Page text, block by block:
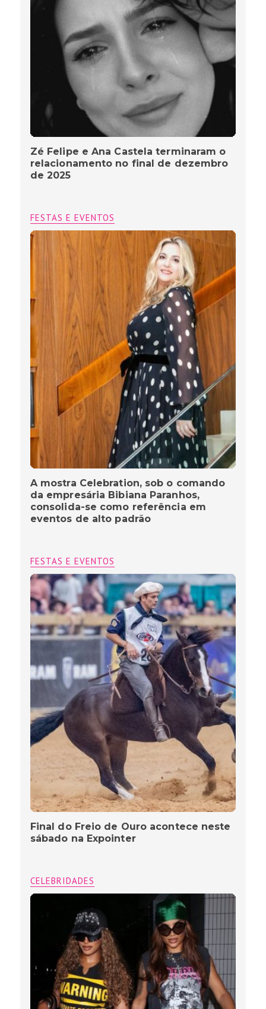
Zé Felipe e Ana Castela terminaram o
relacionamento no final de dezembro
de 2025
FESTAS E EVENTOS
A mostra Celebration, sob o comando
da empresária Bibiana Paranhos,
consolida-se como referência em
eventos de alto padrão
FESTAS E EVENTOS
Final do Freio de Ouro acontece neste
sábado na Expointer
CELEBRIDADES